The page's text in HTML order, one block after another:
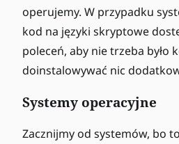
operujemy. W przypadku
kod na języki skryptowe
poleceń, aby nie trzeba było
doinstalowywać nic
Systemy operacyjne
Zacznijmy od systemów, bo